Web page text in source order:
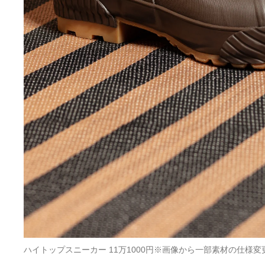
ハイトップスニーカー 11万1000円※画像から一部素材の仕様変